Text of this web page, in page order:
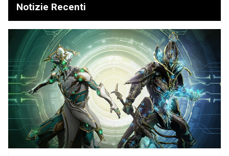
Notizie Recenti